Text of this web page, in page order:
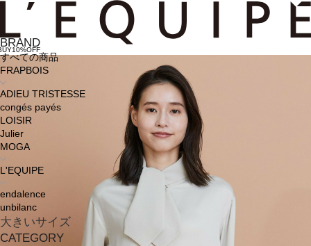
BRAND
すべての商品
FRAPBOIS
ADIEU TRISTESSE
congés payés
LOISIR
Julier
MOGA
L'EQUIPE
endalence
unbilanc
大きいサイズ
CATEGORY